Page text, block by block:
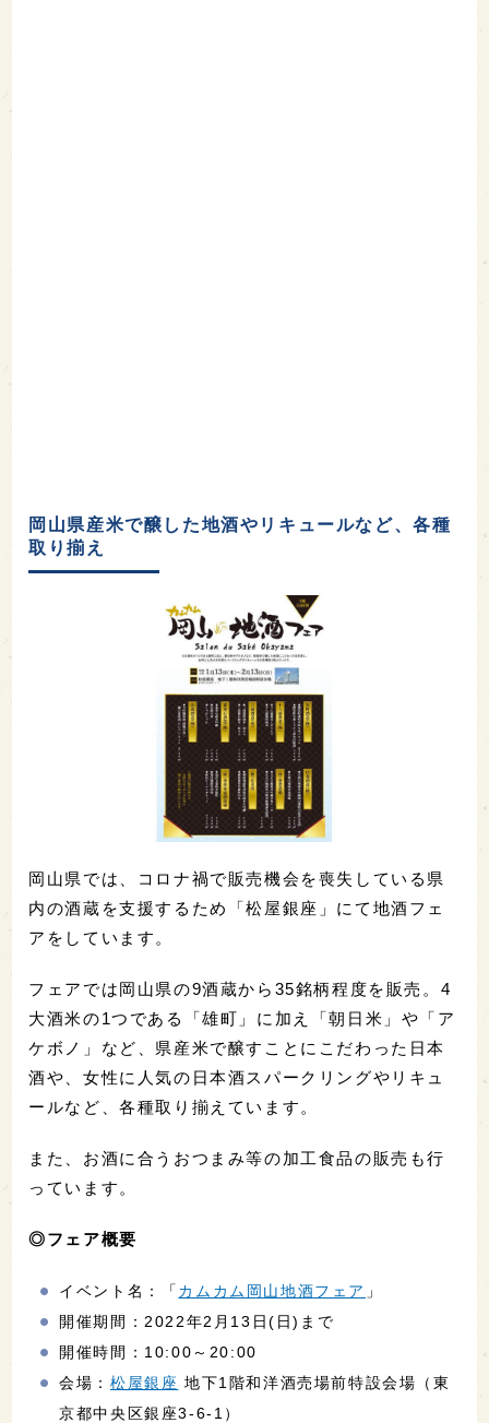
岡山県産米で醸した地酒やリキュールなど、各種
取り揃え
岡山県では、コロナ禍で販売機会を喪失している県
内の酒蔵を支援するため「松屋銀座」にて地酒フェ
アをしています。
フェアでは岡山県の9酒蔵から35銘柄程度を販売。4
大酒米の1つである「雄町」に加え「朝日米」や「ア
ケボノ」など、県産米で醸すことにこだわった日本
酒や、女性に人気の日本酒スパークリングやリキュ
ールなど、各種取り揃えています。
また、お酒に合うおつまみ等の加工食品の販売も行
っています。
◎フェア概要
イベント名：「 カムカム岡山地酒フェア 」
開催期間：2022年2月13日(日)まで
開催時間：10:00～20:00
会場：松屋銀座 地下1階和洋酒売場前特設会場（東
京都中央区銀座3-6-1）